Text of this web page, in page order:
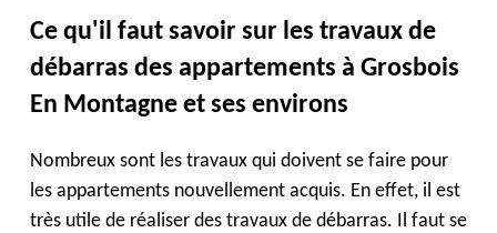
Ce qu'il faut savoir sur les travaux de
débarras des appartements à Grosbois
En Montagne et ses environs
Nombreux sont les travaux qui doivent se faire pour
les appartements nouvellement acquis. En effet, il est
très utile de réaliser des travaux de débarras. Il faut se